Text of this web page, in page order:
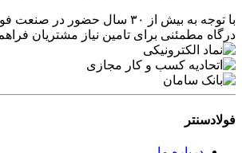
با توجه به بیش از ۳۰ سال
درگاه مطمئنی برای تامین نیاز مشتریان
فولادسنتر